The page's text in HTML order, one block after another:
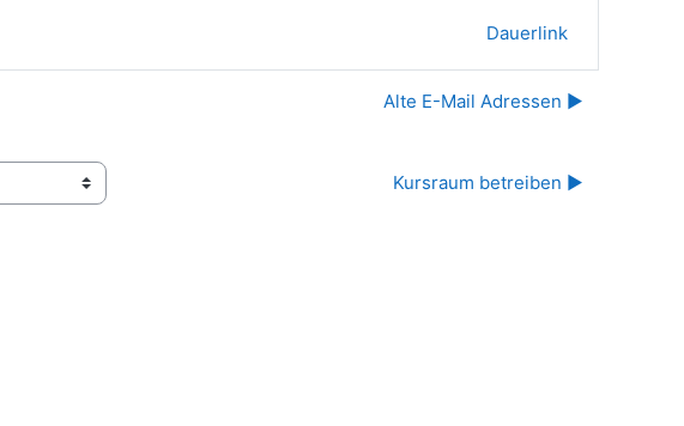
Dauerlink
Alte E-Mail Adressen ▶︎
Kursraum betreiben ▶︎